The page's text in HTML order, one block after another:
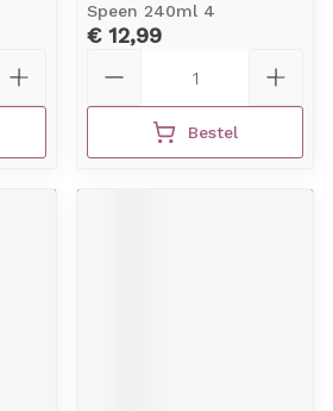
Speen 240ml 4
€ 12,99
Bestel